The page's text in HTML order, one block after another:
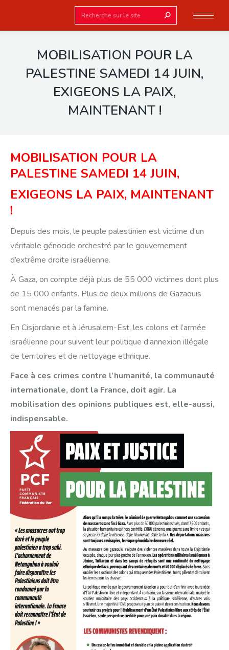
Search:
MOBILISATION POUR LA
PALESTINE SAMEDI 14 JUIN,
EXIGEONS LA PAIX,
MAINTENANT !
MOBILISATION POUR LA
PALESTINE SAMEDI 14 JUIN,
EXIGEONS LA PAIX, MAINTENANT
!
Depuis des mois, le peuple palestinien est victime d’un
véritable génocide orchestré par le gouvernement
d’extrême droite israélienne.
À Gaza, on compte déjà plus de 55 000 victimes dont plus
de 15 000 enfants. Plus de deux millions de Gazaouis
sont menacés par la famine.
En Cisjordanie et à Jérusalem-Est, les colons et l’armée
israélienne pour suivent leur politique d’annexion illégale
de territoires et de nettoyage ethnique.
Face à ces crimes contre l’humanité, la communauté
internationale, dont la France, doit agir. La
mobilisation des opinions publiques est, elle-aussi,
indispensable.